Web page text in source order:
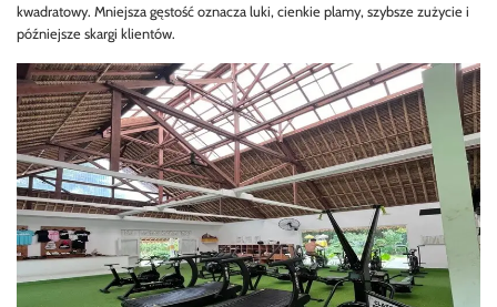
kwadratowy. Mniejsza gęstość oznacza luki, cienkie plamy, szybsze zużycie i
późniejsze skargi klientów.